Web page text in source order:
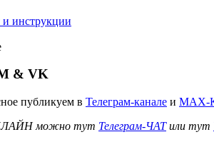
инструкции
& VK
публикуем в Телеграм-канале и MAX-
можно тут Телеграм-ЧАТили тут